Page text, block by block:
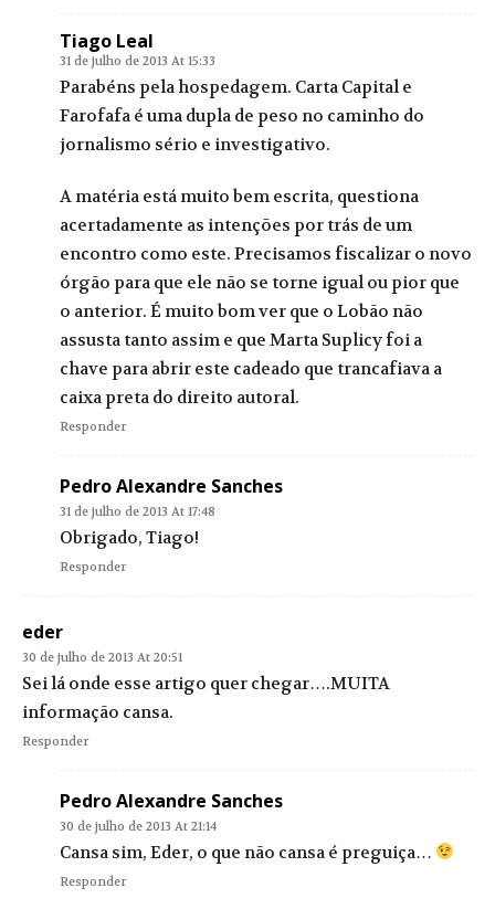
Tiago Leal
31 de julho de 2013 At 15:33
Parabéns pela hospedagem. Carta Capital e
Farofafa é uma dupla de peso no caminho do
jornalismo sério e investigativo.
A matéria está muito bem escrita, questiona
acertadamente as intenções por trás de um
encontro como este. Precisamos fiscalizar o novo
órgão para que ele não se torne igual ou pior que
o anterior. É muito bom ver que o Lobão não
assusta tanto assim e que Marta Suplicy foi a
chave para abrir este cadeado que trancafiava a
caixa preta do direito autoral.
Responder
Pedro Alexandre Sanches
31 de julho de 2013 At 17:48
Obrigado, Tiago!
Responder
eder
30 de julho de 2013 At 20:51
Sei lá onde esse artigo quer chegar….MUITA
informação cansa.
Responder
Pedro Alexandre Sanches
30 de julho de 2013 At 21:14
Cansa sim, Eder, o que não cansa é preguiça…
Responder